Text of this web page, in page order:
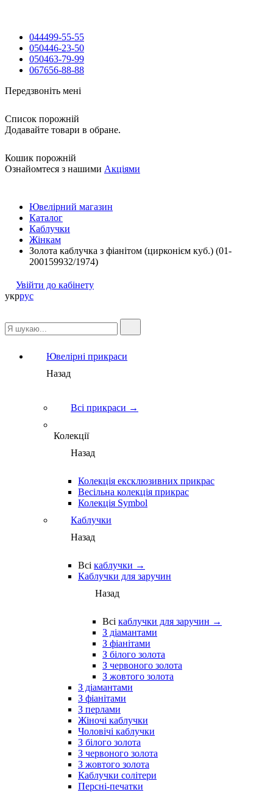
044499-55-55
050446-23-50
050463-79-99
067656-88-88
Передзвоніть мені
Список порожній
Додавайте товари в обране.
Кошик порожній
Ознайомтеся з нашими Акціями
Ювелірний магазин
Каталог
Каблучки
Жінкам
Золота каблучка з фіанітом (цирконієм куб.) (01-
200159932/1974)
Увійти до кабінету
укррус
Ювелірні прикраси
Назад
Всі прикраси →
Колекції
Назад
Колекція ексклюзивних прикрас
Весільна колекція прикрас
Колекція Symbol
Каблучки
Назад
Всі каблучки →
Каблучки для заручин
Назад
Всі каблучки для заручин →
З діамантами
З фіанітами
З білого золота
З червоного золота
З жовтого золота
З діамантами
З фіанітами
З перлами
Жіночі каблучки
Чоловічі каблучки
З білого золота
З червоного золота
З жовтого золота
Каблучки солітери
Персні-печатки